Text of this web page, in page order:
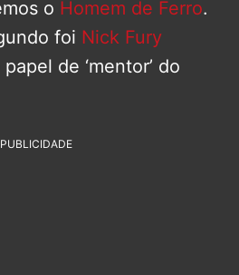
o Homem de Ferro.
foi Nick Fury
de ‘mentor’ do
PUBLICIDADE